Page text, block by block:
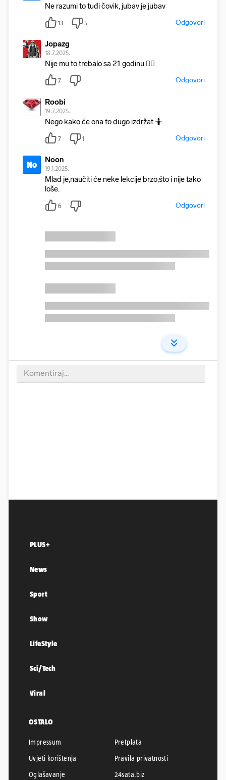
Ne razumi to tuđi čovik, jubav je jubav
13 5 Odgovori
Jopazg
18.7.2025.
Nije mu to trebalo sa 21 godinu 🤦‍♂️
7 Odgovori
Roobi
19.7.2025.
Nego kako će ona to dugo izdržat 🤷
7 1 Odgovori
No Noon
19.1.2025.
Mlad je,naučiti će neke lekcije brzo,što i nije tako
loše.
6 Odgovori
PLUS+
News
Sport
Show
LifeStyle
Sci/Tech
Viral
OSTALO
Impressum
Pretplata
Uvjeti korištenja
Pravila privatnosti
Oglašavanje
24sata.biz